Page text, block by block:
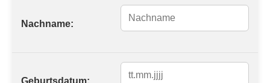
Nachname:
Geburtsdatum: